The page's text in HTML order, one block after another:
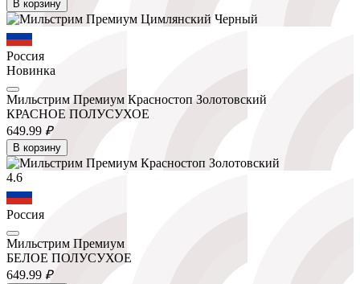
В корзину
Россия
Новинка
Мильстрим Премиум Красностоп Золотовский
КРАСНОЕ ПОЛУСУХОЕ
649.99 ₽
В корзину
4.6
Россия
Мильстрим Премиум
БЕЛОЕ ПОЛУСУХОЕ
649.99 ₽